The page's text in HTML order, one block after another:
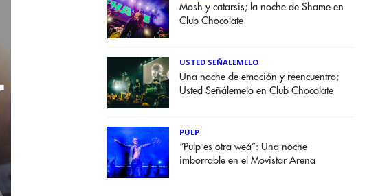
Mosh y catarsis; la noche de Shame en
Club Chocolate
USTED SEÑALEMELO
Una noche de emoción y reencuentro;
Usted Señálemelo en Club Chocolate
PULP
“Pulp es otra weá”: Una noche
imborrable en el Movistar Arena